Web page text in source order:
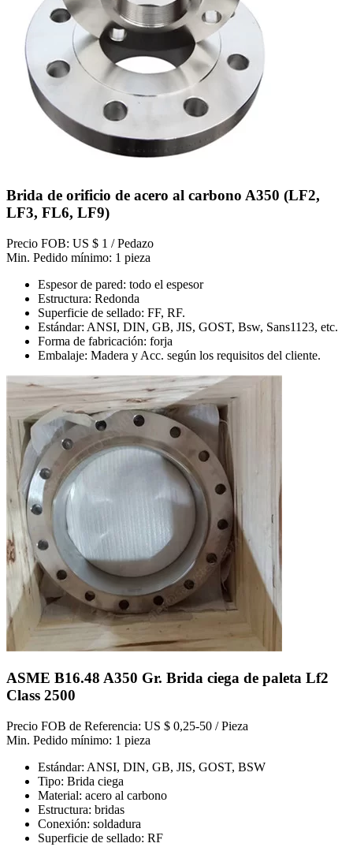
Brida de orificio de acero al carbono A350 (LF2,
LF3, FL6, LF9)
Precio FOB: US $ 1 / Pedazo
Min. Pedido mínimo: 1 pieza
Espesor de pared: todo el espesor
Estructura: Redonda
Superficie de sellado: FF, RF.
Estándar: ANSI, DIN, GB, JIS, GOST, Bsw, Sans1123, etc.
Forma de fabricación: forja
Embalaje: Madera y Acc. según los requisitos del cliente.
ASME B16.48 A350 Gr. Brida ciega de paleta Lf2
Class 2500
Precio FOB de Referencia: US $ 0,25-50 / Pieza
Min. Pedido mínimo: 1 pieza
Estándar: ANSI, DIN, GB, JIS, GOST, BSW
Tipo: Brida ciega
Material: acero al carbono
Estructura: bridas
Conexión: soldadura
Superficie de sellado: RF